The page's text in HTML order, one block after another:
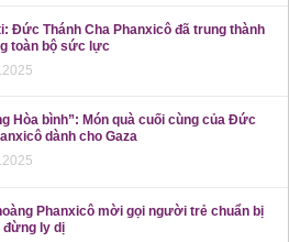
Đức Thánh Cha Phanxicô đã trung thành
toàn bộ sức lực
Hòa bình”: Món quà cuối cùng của Đức
dành cho Gaza
Phanxicô mời gọi người trẻ chuẩn bị
đừng ly dị